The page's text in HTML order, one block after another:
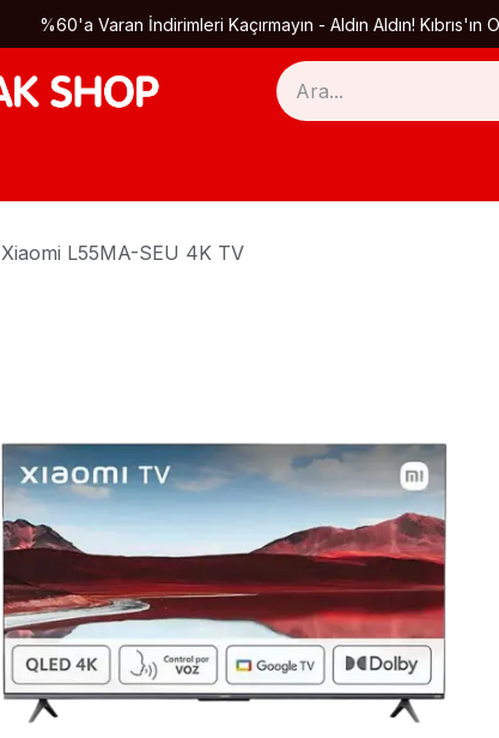
%60'a Varan İndirimleri Kaçırmayın - Aldın Aldın!
Xiaomi L55MA-SEU 4K TV